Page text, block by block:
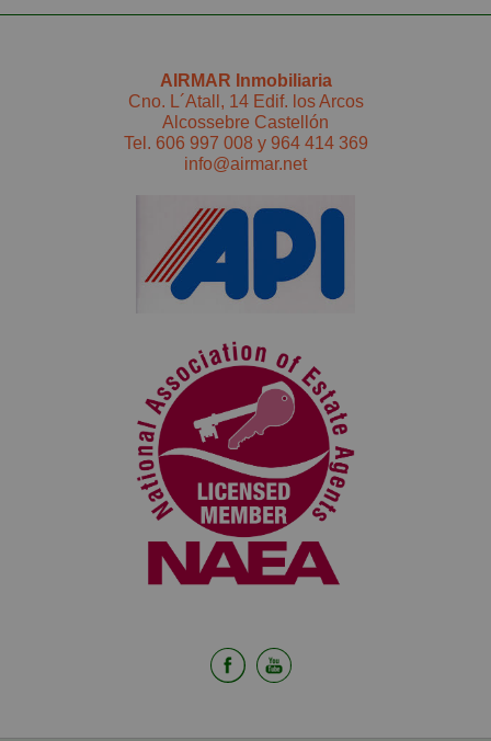
AIRMAR Inmobiliaria
Cno. L´Atall, 14 Edif. los Arcos
Alcossebre Castellón
Tel. 606 997 008 y 964 414 369
info@airmar.net